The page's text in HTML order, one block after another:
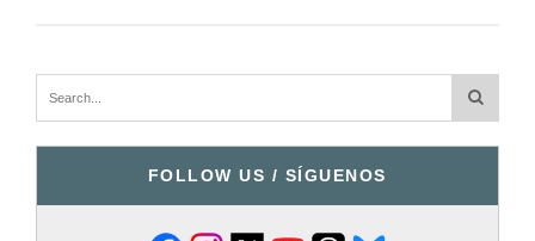
FOLLOW US / SÍGUENOS